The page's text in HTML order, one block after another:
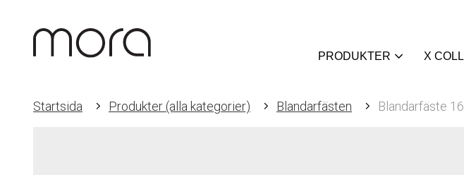
PRODUKTER X
Startsida Produkter (alla kategorier) Blandarfästen Blandarfäste